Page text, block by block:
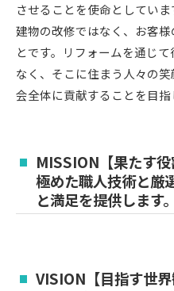
させることを使命としてい
建物の改修ではなく、お客
とです。リフォームを通じ
なく、そこに住まう人々の
会全体に貢献することを目指
MISSION【
極めた職人技術と厳
と満足を提供します。
VISION【目